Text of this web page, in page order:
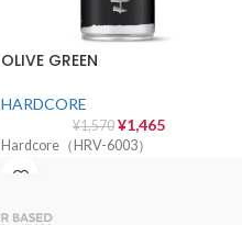
OLIVE GREEN
HARDCORE
¥1,570 ¥1,465
Hardcore（HRV-6003）